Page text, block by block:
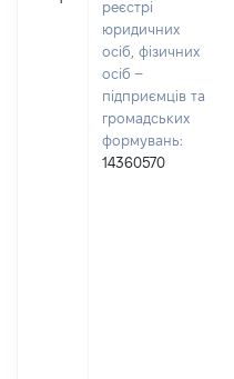
реєстрі
юридичних
осіб, фізичних
осіб –
підприємців та
громадських
формувань:
14360570